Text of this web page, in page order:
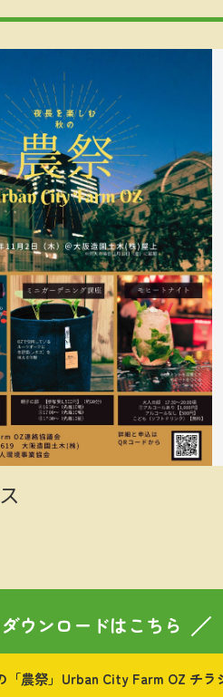
ウンロードはこちら
「農祭」Urban City Farm OZ チラ